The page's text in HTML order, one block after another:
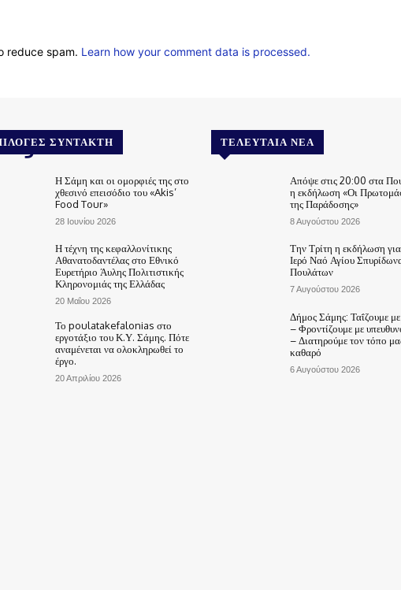
reduce spam. Learn how your comment data is processed.
ΣΥΝΤΆΚΤΗ
Η Σάμη και οι ομορφιές της στο
χθεσινό επεισόδιο του «Akis’
Food Tour»
28 Ιουνίου 2026
Η τέχνη της κεφαλλονίτικης
Αθανατοδαντέλας στο Εθνικό
Ευρετήριο Άυλης Πολιτιστικής
Κληρονομιάς της Ελλάδας
20 Μαΐου 2026
Το poulatakefalonias στο
εργοτάξιο του Κ.Υ. Σάμης. Πότε
αναμένεται να ολοκληρωθεί το
έργο.
20 Απριλίου 2026
ΤΕΛΕΥΤΑΊΑ ΝΈΑ
Απόψε στις 20:00 στα
η εκδήλωση «Οι
της Παράδοσης»
8 Αυγούστου 2026
Την Τρίτη η εκδήλωση
Ιερό Ναό Αγίου
Πουλάτων
7 Αυγούστου 2026
Δήμος Σάμης: Ταΐζουμε
– Φροντίζουμε με
– Διατηρούμε τον τόπο
καθαρό
6 Αυγούστου 2026